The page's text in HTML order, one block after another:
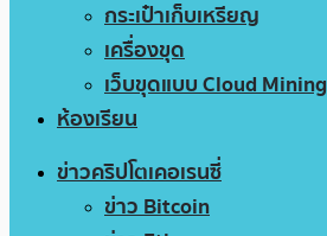
กระเป๋าเก็บเหรียญ
เครื่องขุด
เว็บขุดแบบ Cloud Mining
ห้องเรียน
ข่าวคริปโตเคอเรนซี่
ข่าว Bitcoin